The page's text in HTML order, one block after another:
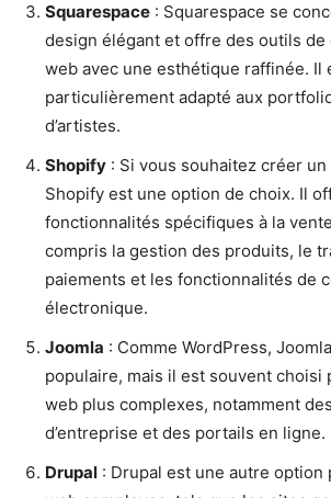
Squarespace : Squarespace se
design élégant et offre des outils de
web avec une esthétique raffinée. Il
particulièrement adapté aux
d’artistes.
Shopify : Si vous souhaitez créer
Shopify est une option de choix. Il
fonctionnalités spécifiques à la
compris la gestion des produits, le
paiements et les fonctionnalités de
électronique.
Joomla : Comme WordPress,
populaire, mais il est souvent choisi
web plus complexes, notamment
d’entreprise et des portails en ligne.
Drupal : Drupal est une autre option